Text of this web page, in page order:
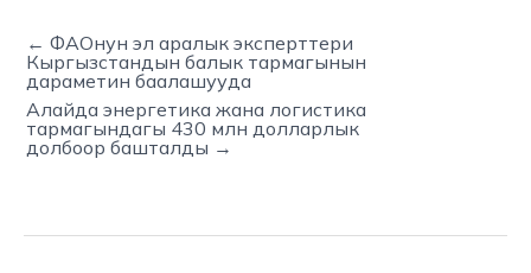
← ФАОнун эл аралык эксперттери
Кыргызстандын балык тармагынын
дараметин баалашууда
Алайда энергетика жана логистика
тармагындагы 430 млн долларлык
долбоор башталды →